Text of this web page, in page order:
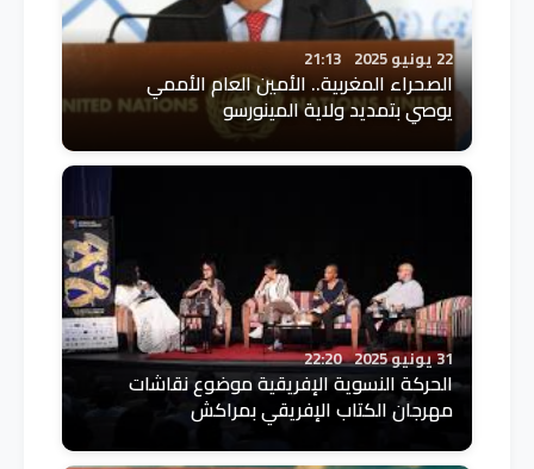
22 يونيو 2025 21:13
الصحراء المغربية.. الأمين العام الأممي
يوصي بتمديد ولاية المينورسو
31 يونيو 2025 22:20
الحركة النسوية الإفريقية موضوع نقاشات
مهرجان الكتاب الإفريقي بمراكش